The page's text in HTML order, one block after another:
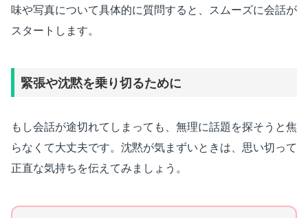
味や写真について具体的に質問すると、スムーズに会話が
スタートします。
緊張や沈黙を乗り切るために
もし会話が途切れてしまっても、無理に話題を探そうと焦
らなくて大丈夫です。沈黙が気まずいときは、思い切って
正直な気持ちを伝えてみましょう。